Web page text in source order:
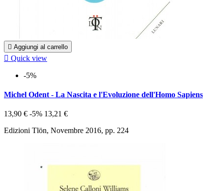
 Aggiungi al carrello
 Quick view
-5%
Michel Odent - La Nascita e l'Evoluzione dell'Homo Sapiens
13,90 € -5% 13,21 €
Edizioni Tlön, Novembre 2016, pp. 224